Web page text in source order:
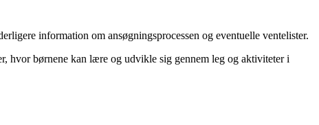
information om ansøgningsprocessen og eventuelle ventelister.
hvor børnene kan lære og udvikle sig gennem leg og aktiviteter i